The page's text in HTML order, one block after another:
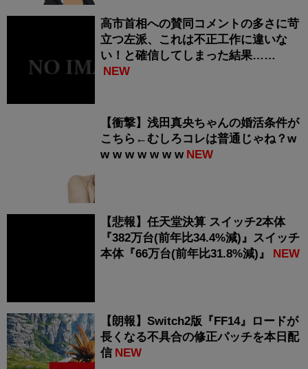
高市首相への賛同コメントの多さに苛
立つ左派、これは不正工作に違いな
い！と確信してしまった結果……
NEW
【衝撃】浅田真央ちゃんの婚活条件が
こちら←むしろコレは普通じゃね？w
w w w w w w w NEW
【悲報】任天堂決算 スイッチ2本体
『382万台(前年比34.4%減)』スイッチ
本体『66万台(前年比31.8%減)』
NEW
【朗報】Switch2版『FF14』ロードが
長くなる不具合の修正パッチを本日配
信 NEW